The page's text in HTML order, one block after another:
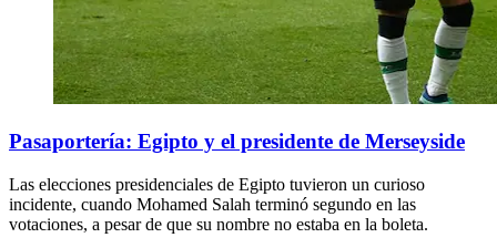
Pasaportería: Egipto y el presidente de Merseyside
Las elecciones presidenciales de Egipto tuvieron un curioso
incidente, cuando Mohamed Salah terminó segundo en las
votaciones, a pesar de que su nombre no estaba en la boleta.